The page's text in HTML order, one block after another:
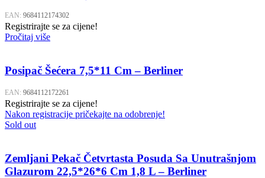
EAN: 9684112174302
Registrirajte se za cijene!
Pročitaj više
Posipač Šećera 7,5*11 Cm – Berliner
EAN: 9684112172261
Registrirajte se za cijene!
Nakon registracije pričekajte na odobrenje!
Sold out
Zemljani Pekač Četvrtasta Posuda Sa Unutrašnjom
Glazurom 22,5*26*6 Cm 1,8 L – Berliner